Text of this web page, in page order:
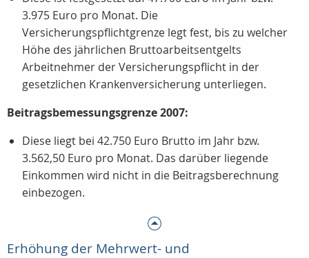
3.975 Euro pro Monat. Die
Versicherungspflichtgrenze legt fest, bis zu welcher
Höhe des jährlichen Bruttoarbeitsentgelts
Arbeitnehmer der Versicherungspflicht in der
gesetzlichen Krankenversicherung unterliegen.
Beitragsbemessungsgrenze 2007:
Diese liegt bei 42.750 Euro Brutto im Jahr bzw.
3.562,50 Euro pro Monat. Das darüber liegende
Einkommen wird nicht in die Beitragsberechnung
einbezogen.
Erhöhung der Mehrwert- und